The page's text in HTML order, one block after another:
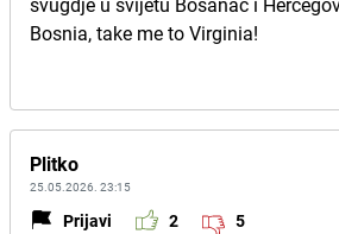
Bosnia, take me to Virginia!
Plitko
25.05.2026. 23:15
Prijavi 2 5